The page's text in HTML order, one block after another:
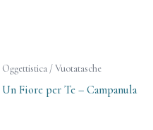
Oggettistica / Vuotatasche
Un Fiore per Te – Campanula